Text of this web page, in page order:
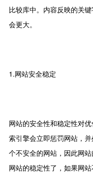
比较库中。内容反映的关
会更大。
1.网站安全稳定
网站的安全性和稳定性对
索引擎会立即惩罚网站，
个不安全的网站，因此网
网站的稳定性了，如果网